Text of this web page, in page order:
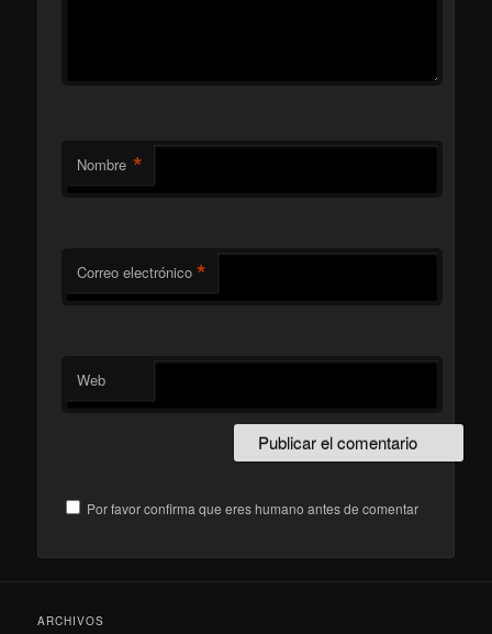
Nombre *
Correo electrónico *
Web
Por favor confirma que eres humano antes de comentar
ARCHIVOS